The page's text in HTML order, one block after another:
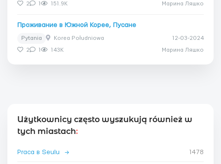
2 1 151.9K Марина Ляшко
Проживание в Южной Корее, Пусане
Pytania Korea Południowa 12-03-2024
2 1 143K Марина Ляшко
Użytkownicy często wyszukują również w
tych miastach:
Praca в Seulu → 1478